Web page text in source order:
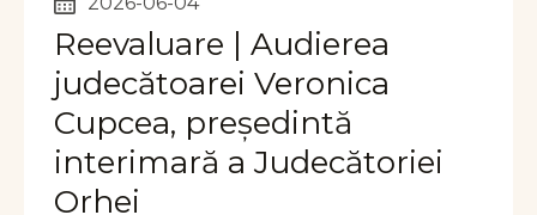
Reevaluare | Audierea
judecătoarei Veronica
Cupcea, președintă
interimară a Judecătoriei
Orhei